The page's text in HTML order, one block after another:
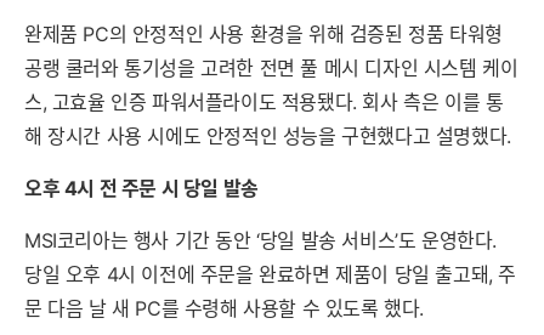
완제품 PC의 안정적인 사용 환경을 위해 검증된 정품 타워형
공랭 쿨러와 통기성을 고려한 전면 풀 메시 디자인 시스템 케이
스, 고효율 인증 파워서플라이도 적용됐다. 회사 측은 이를 통
해 장시간 사용 시에도 안정적인 성능을 구현했다고 설명했다.
오후 4시 전 주문 시 당일 발송
MSI코리아는 행사 기간 동안 ‘당일 발송 서비스’도 운영한다.
당일 오후 4시 이전에 주문을 완료하면 제품이 당일 출고돼, 주
문 다음 날 새 PC를 수령해 사용할 수 있도록 했다.